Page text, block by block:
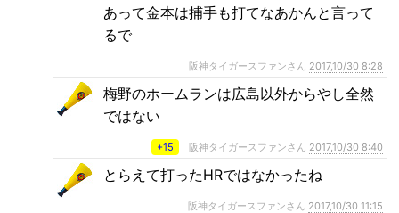
あって金本は捕手も打てなあかんと言って
るで
阪神タイガースファンさん 2017,10/30 8:28
梅野のホームランは広島以外からやし全然
ではない
+15 阪神タイガースファンさん 2017,10/30 8:40
とらえて打ったHRではなかったね
阪神タイガースファンさん 2017,10/30 11:15